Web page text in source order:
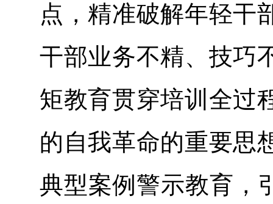
点，精准破解年轻干
干部业务不精、技巧
矩教育贯穿培训全过
的自我革命的重要思
典型案例警示教育，